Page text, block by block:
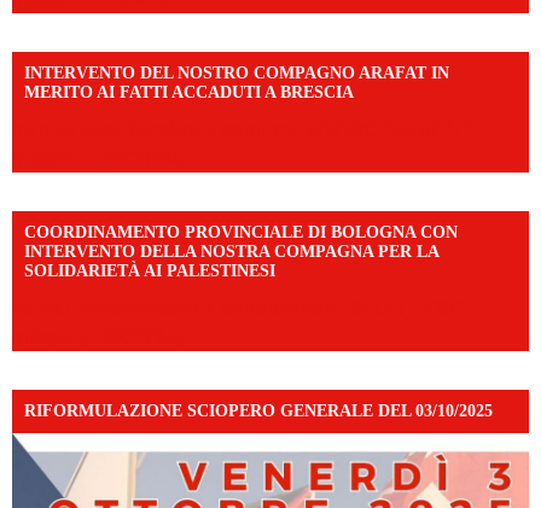
INTERVENTO DEL NOSTRO COMPAGNO ARAFAT IN
MERITO AI FATTI ACCADUTI A BRESCIA
COORDINAMENTO PROVINCIALE DI BOLOGNA CON
INTERVENTO DELLA NOSTRA COMPAGNA PER LA
SOLIDARIETÀ AI PALESTINESI
RIFORMULAZIONE SCIOPERO GENERALE DEL 03/10/2025